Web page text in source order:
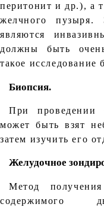
перитонит и др.), а
желчного пузыря.
являются
должны быть
такое исследование
Биопсия.
При проведении
может быть взят
затем изучить его
Желудочное
Метод
содержимого